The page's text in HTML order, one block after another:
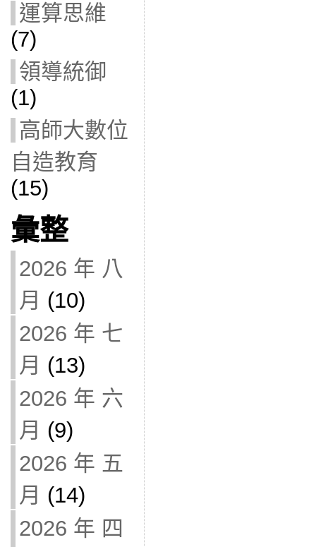
運算思維
(7)
領導統御
(1)
高師大數位
自造教育
(15)
彙整
2026 年 八
月 (10)
2026 年 七
月 (13)
2026 年 六
月 (9)
2026 年 五
月 (14)
2026 年 四